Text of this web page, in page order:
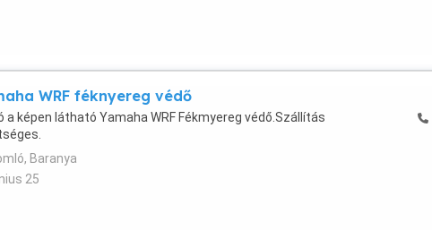
WRF féknyereg védő
a képen látható Yamaha WRF Fékmyereg védő.Szállítás
Baranya
25